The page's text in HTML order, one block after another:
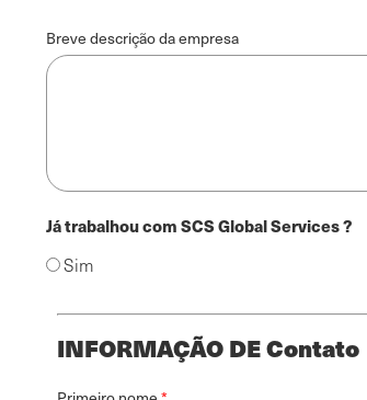
Breve descrição da empresa
Já trabalhou com SCS Global Services ?
Sim
de
INFORMAÇÃO DE Contato
Nome